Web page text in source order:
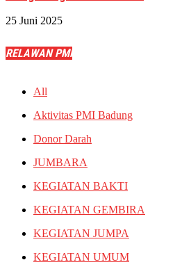
25 Juni 2025
RELAWAN PMI
All
Aktivitas PMI Badung
Donor Darah
JUMBARA
KEGIATAN BAKTI
KEGIATAN GEMBIRA
KEGIATAN JUMPA
KEGIATAN UMUM